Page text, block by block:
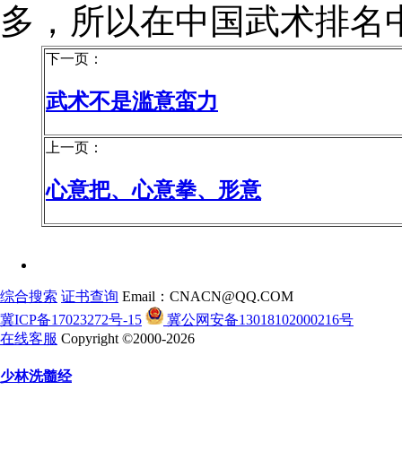
多，所以在中国武术排名
下一页：
武术不是滥意蛮力
上一页：
心意把、心意拳、形意
综合搜索 证书查询 Email：CNACN@QQ.COM
冀ICP备17023272号-15
冀公网安备13018102000216号
在线客服 Copyright ©2000-2026
少林洗髓经